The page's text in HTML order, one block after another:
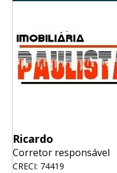
Ricardo
Corretor responsável
CRECI: 74419